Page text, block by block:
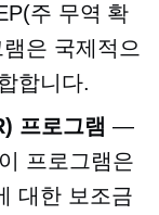
주 무역 확
은 국제적으
합니다.
프로그램 —
프로그램은
대한 보조금